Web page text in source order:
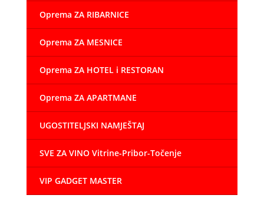
Oprema ZA RIBARNICE
Oprema ZA MESNICE
Oprema ZA HOTEL i RESTORAN
Oprema ZA APARTMANE
UGOSTITELJSKI NAMJEŠTAJ
SVE ZA VINO Vitrine-Pribor-Točenje
VIP GADGET MASTER